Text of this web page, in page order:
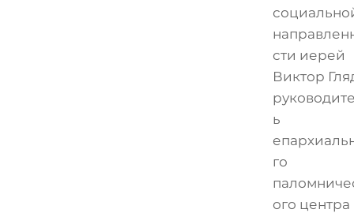
сти иерей
Виктор
ь
го
ого центра